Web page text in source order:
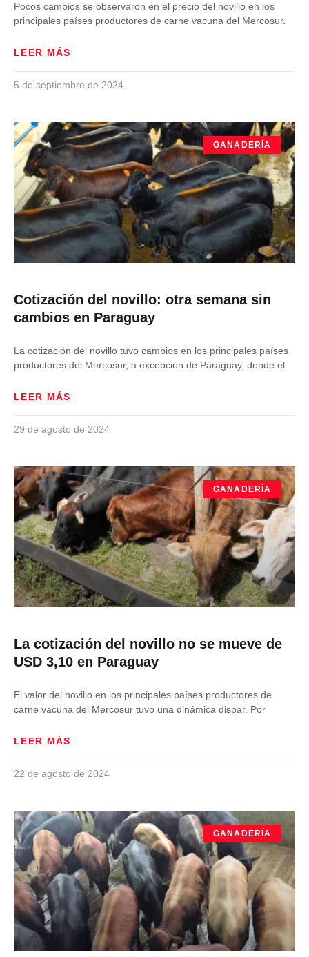
Pocos cambios se observaron en el precio del novillo en los
principales países productores de carne vacuna del Mercosur.
LEER MÁS
5 de septiembre de 2024
GANADERÍA
Cotización del novillo: otra semana sin
cambios en Paraguay
La cotización del novillo tuvo cambios en los principales países
productores del Mercosur, a excepción de Paraguay, donde el
LEER MÁS
29 de agosto de 2024
GANADERÍA
La cotización del novillo no se mueve de
USD 3,10 en Paraguay
El valor del novillo en los principales países productores de
carne vacuna del Mercosur tuvo una dinámica dispar. Por
LEER MÁS
22 de agosto de 2024
GANADERÍA